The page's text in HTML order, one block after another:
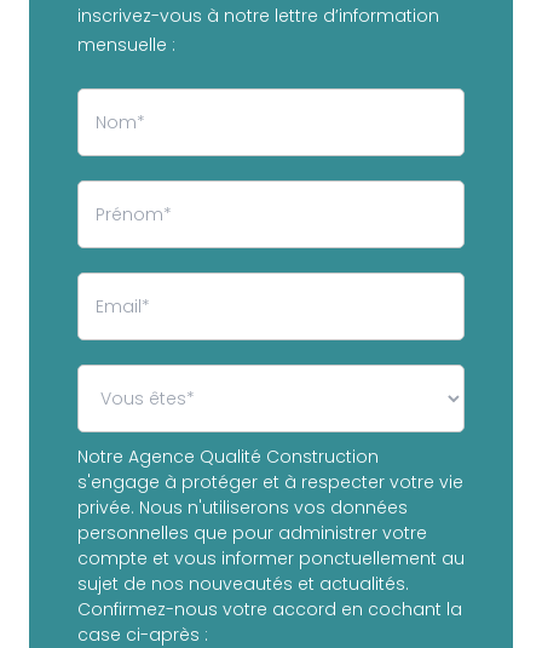
inscrivez-vous à notre lettre d’information
mensuelle :
Notre Agence Qualité Construction
s'engage à protéger et à respecter votre vie
privée. Nous n'utiliserons vos données
personnelles que pour administrer votre
compte et vous informer ponctuellement au
sujet de nos nouveautés et actualités.
Confirmez-nous votre accord en cochant la
case ci-après :